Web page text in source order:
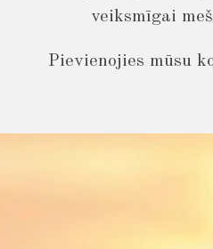
veiksmīgai
Pievienojies mūsu